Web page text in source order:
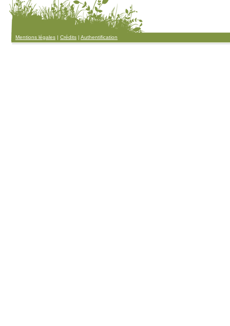
Mentions légales | Crédits | Authentification